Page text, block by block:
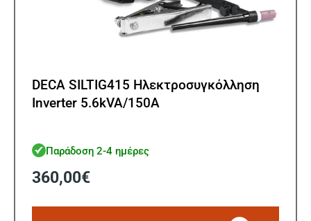
DECA SILTIG415 Ηλεκτροσυγκόλληση
Inverter 5.6kVA/150A
Παράδοση 2-4 ημέρες
360,00€